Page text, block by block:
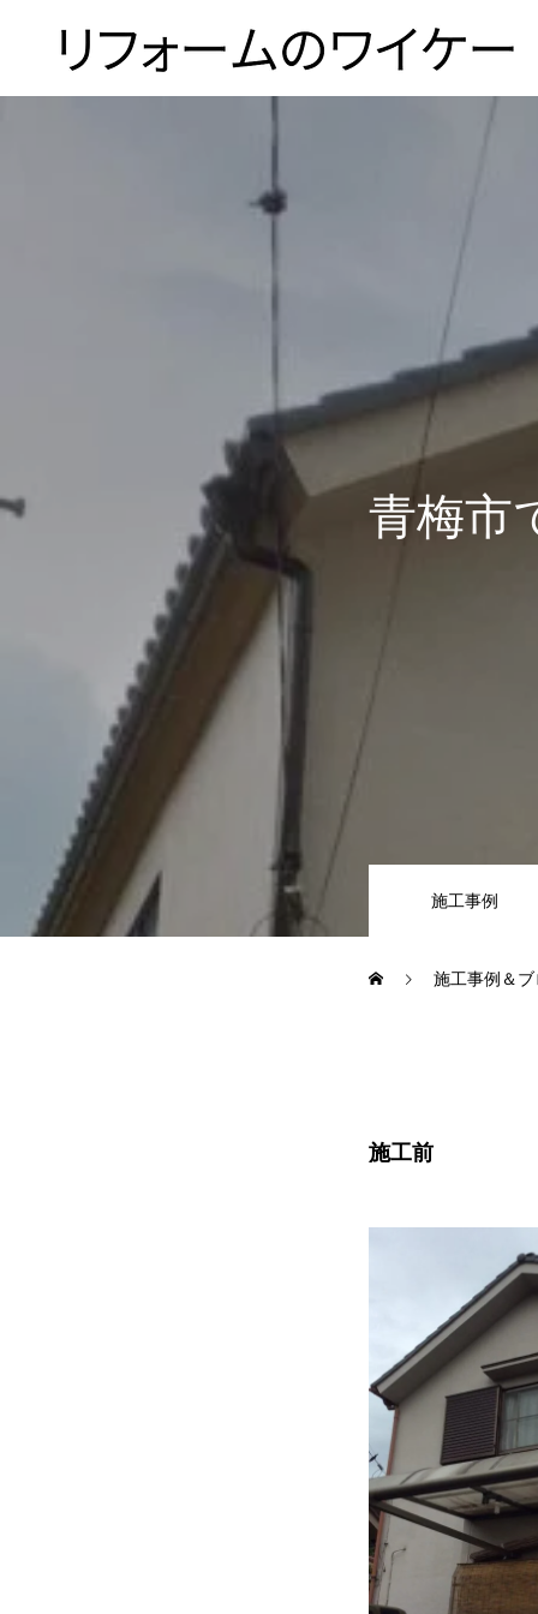
ホーム
３つのこだわり
施工事例
お問い合わせからの流れ
ブログ
協力下請け業者募集
浴槽塗装
３つのこだわり
協力下請け業者募集 お
青梅市
施工事例
施工事例＆ブ
施工前